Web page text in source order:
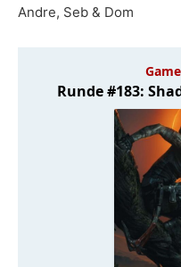
Andre, Seb & Dom